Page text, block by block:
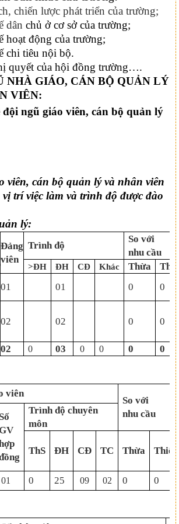
lược phát triển của trường;
chủ ở cơ sở của trường;
động của trường;
tiêu nội bộ.
của hội đồng trường….
NHÀ GIÁO, CÁN BỘ QUẢN LÝ
VIÊN:
ngũ giáo viên, cán bộ quản lý
viên, cán bộ quản lý và nhân viên
trí việc làm và trình độ được đào
lý:
Đảng
viên
Trình độ
So với
nhu cầu
>ĐH ĐH CĐ Khác Thừa
01 01 0 0
02 02 0 0
02 0 03 0 0 0 0
viên
So với
nhu cầu
Số
Trình độ chuyên
môn
ThS ĐH CĐ TC Thừa Thiếu
01 0 25 09 02 0 0